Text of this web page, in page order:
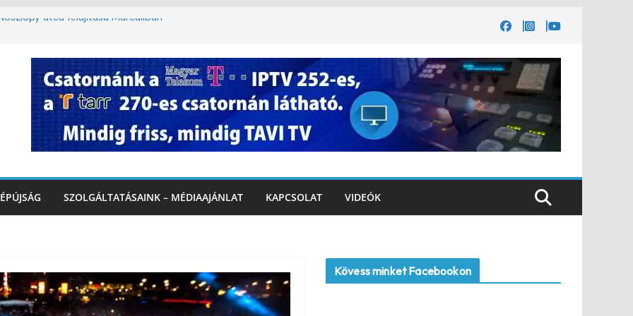
utca felújítása Marcaliban –
lakossági felháborodást váltott ki a
Marcaliban – VIDEÓ
a Balatonnál – az első félidő végén
SZOLGÁLTATÁSAINK – MÉDIAAJÁNLAT KAPCSOLAT VIDEÓK
Kövess minket Facebookon